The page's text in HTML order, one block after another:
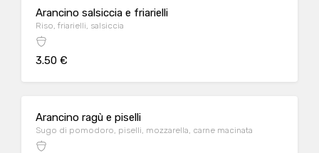
Arancino salsiccia e friarielli
Riso, friarielli, salsiccia
3.50 €
Arancino ragù e piselli
Sugo di pomodoro, piselli, mozzarella, carne macinata